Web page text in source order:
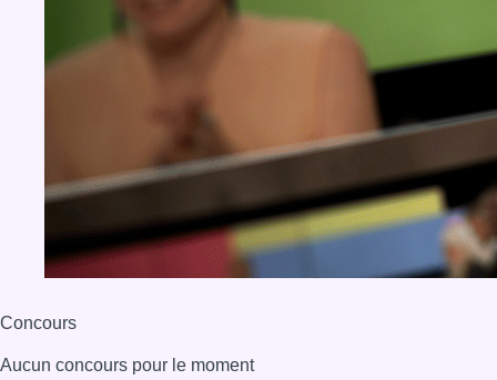
Concours
Aucun concours pour le moment